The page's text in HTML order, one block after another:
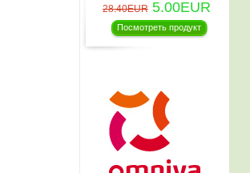
28.40EUR 5.00EUR
Посмотреть продукт